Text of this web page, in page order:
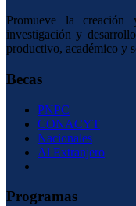
Promueve la
investigación y
productivo, académico y
Becas
PNPC
CONACYT
Nacionales
Al Extranjero
Programas